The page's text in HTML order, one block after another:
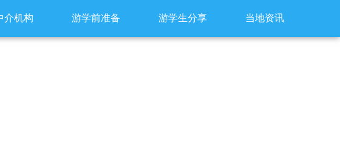
介机构 游学前准备 游学生分享 当地资讯